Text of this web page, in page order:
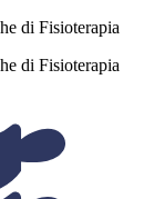
di Fisioterapia
di Fisioterapia